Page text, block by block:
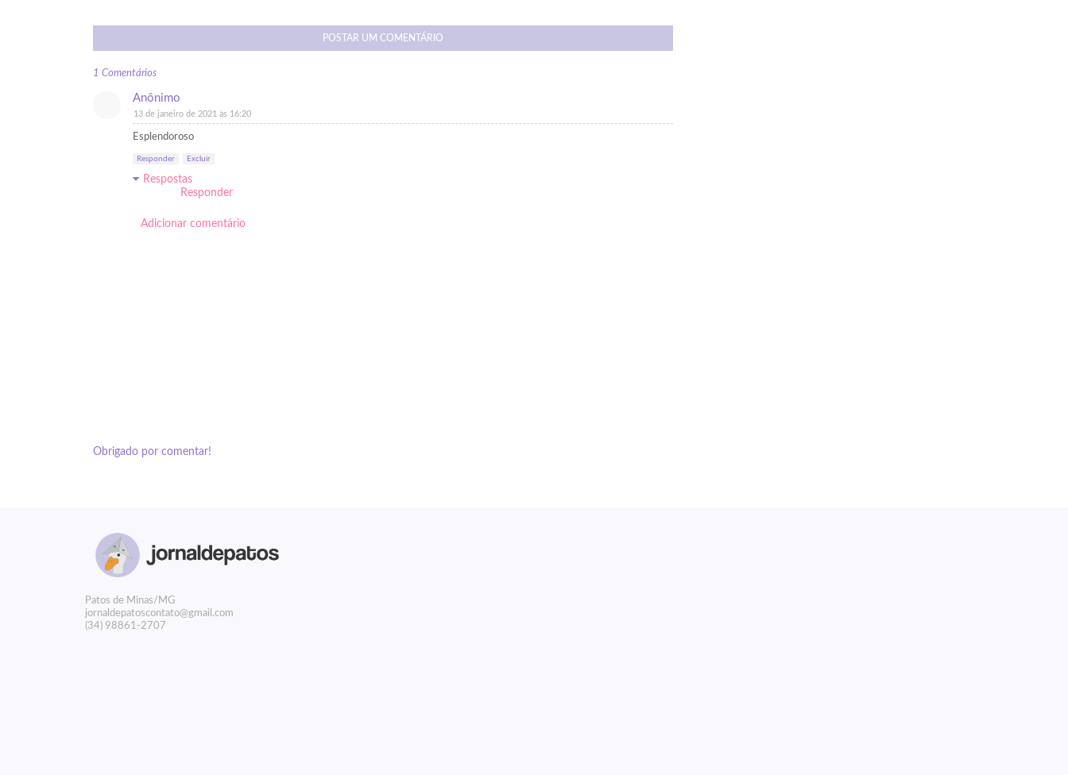
POSTAR UM COMENTÁRIO
1 Comentários
Anônimo
13 de janeiro de 2021 às 16:20
Esplendoroso
Responder Excluir
Respostas
Responder
Adicionar comentário
Obrigado por comentar!
Patos de Minas/MG
jornaldepatoscontato@gmail.com
(34) 98861-2707